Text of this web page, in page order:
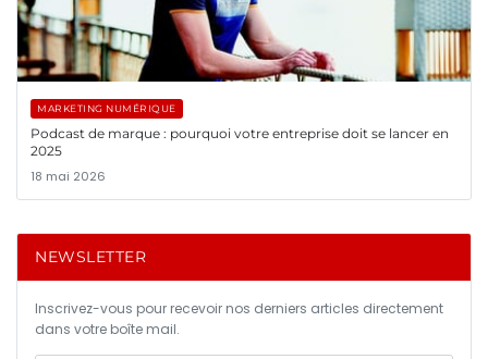
MARKETING NUMÉRIQUE
Podcast de marque : pourquoi votre entreprise doit se lancer en
2025
18 mai 2026
NEWSLETTER
Inscrivez-vous pour recevoir nos derniers articles directement
dans votre boîte mail.